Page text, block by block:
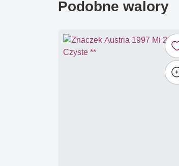
Podobne walory